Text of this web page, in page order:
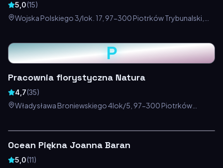
5,0(15)
Wojska Polskiego 3/lok. 17, 97-300 Piotrków Trybunalski,
P
Pracownia florystyczna Natura
4,7(35)
Władysława Broniewskiego 4lok/5, 97-300 Piotrków
Ocean Piękna Joanna Baran
5,0(11)